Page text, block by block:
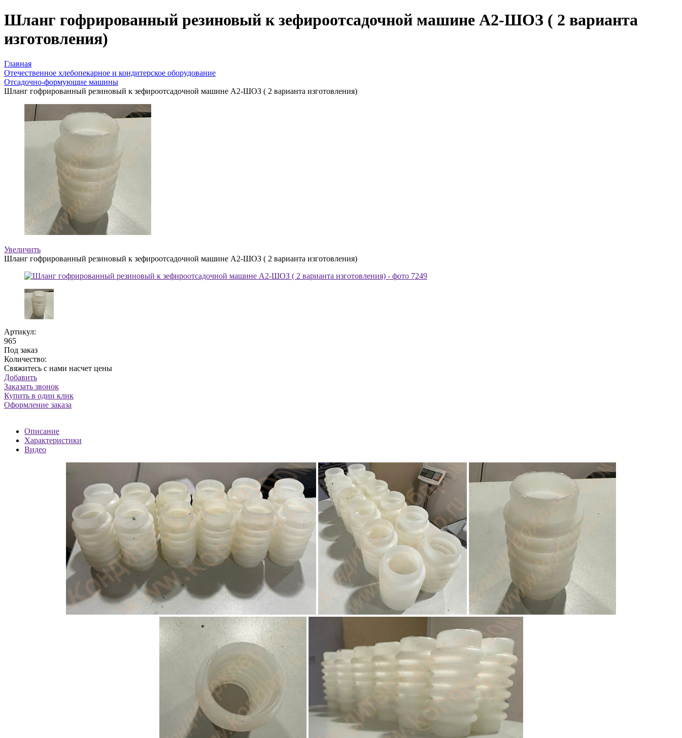
Шланг гофрированный резиновый к зефироотсадочной машине А2-ШОЗ ( 2 варианта
изготовления)
Главная
Отечественное хлебопекарное и кондитерское оборудование
Отсадочно-формующие машины
Шланг гофрированный резиновый к зефироотсадочной машине А2-ШОЗ ( 2 варианта изготовления)
Увеличить
Шланг гофрированный резиновый к зефироотсадочной машине А2-ШОЗ ( 2 варианта изготовления)
Артикул:
965
Под заказ
Количество:
Свяжитесь с нами насчет цены
Добавить
Заказать звонок
Купить в один клик
Оформление заказа
Описание
Характеристики
Видео